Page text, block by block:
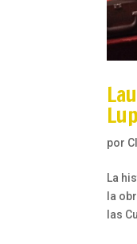
por
La
la
las